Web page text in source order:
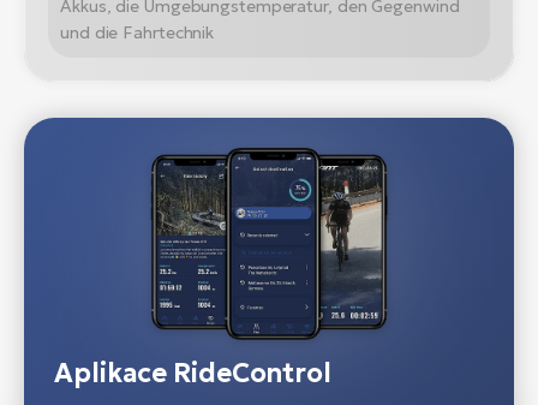
Akkus, die Umgebungstemperatur, den Gegenwind
und die Fahrtechnik
Aplikace RideControl